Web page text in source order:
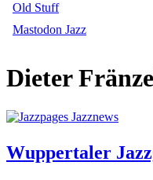
Old Stuff
Mastodon Jazz
Dieter
Wuppertaler